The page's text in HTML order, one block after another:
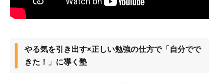
やる気を引き出す×正しい勉強の仕方で「自分でで
きた！」に導く塾